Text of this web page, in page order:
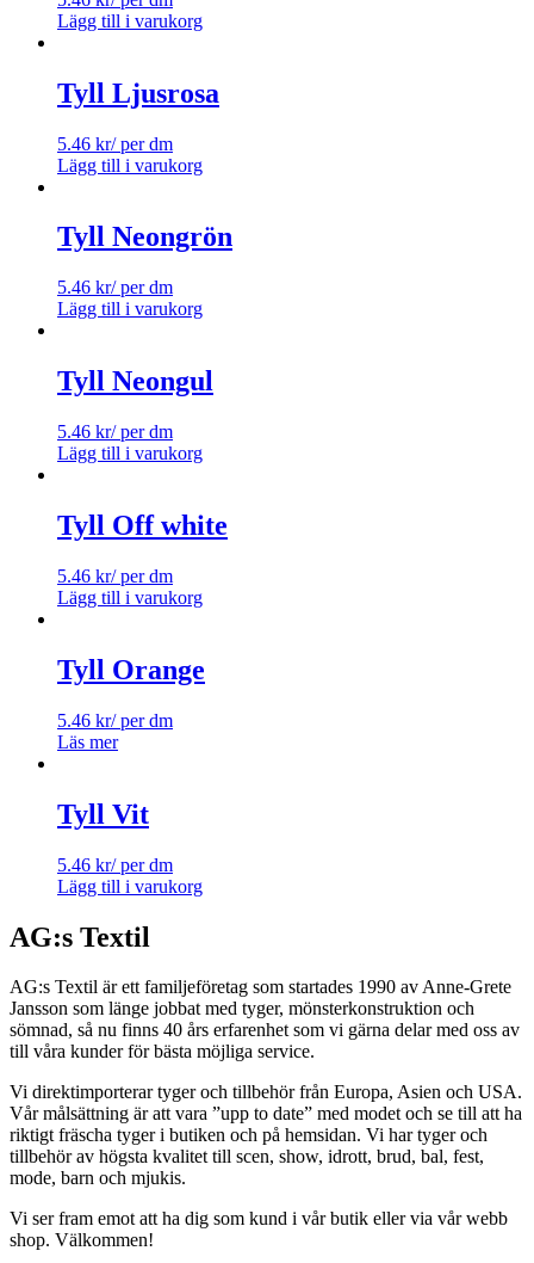
Lägg till i varukorg
Tyll Ljusrosa
5.46 kr/ per dm
Lägg till i varukorg
Tyll Neongrön
5.46 kr/ per dm
Lägg till i varukorg
Tyll Neongul
5.46 kr/ per dm
Lägg till i varukorg
Tyll Off white
5.46 kr/ per dm
Lägg till i varukorg
Tyll Orange
5.46 kr/ per dm
Läs mer
Tyll Vit
5.46 kr/ per dm
Lägg till i varukorg
AG:s Textil
AG:s Textil är ett familjeföretag som startades 1990 av Anne-Grete
Jansson som länge jobbat med tyger, mönsterkonstruktion och
sömnad, så nu finns 40 års erfarenhet som vi gärna delar med oss av
till våra kunder för bästa möjliga service.
Vi direktimporterar tyger och tillbehör från Europa, Asien och USA.
Vår målsättning är att vara ”upp to date” med modet och se till att ha
riktigt fräscha tyger i butiken och på hemsidan. Vi har tyger och
tillbehör av högsta kvalitet till scen, show, idrott, brud, bal, fest,
mode, barn och mjukis.
Vi ser fram emot att ha dig som kund i vår butik eller via vår webb
shop. Välkommen!